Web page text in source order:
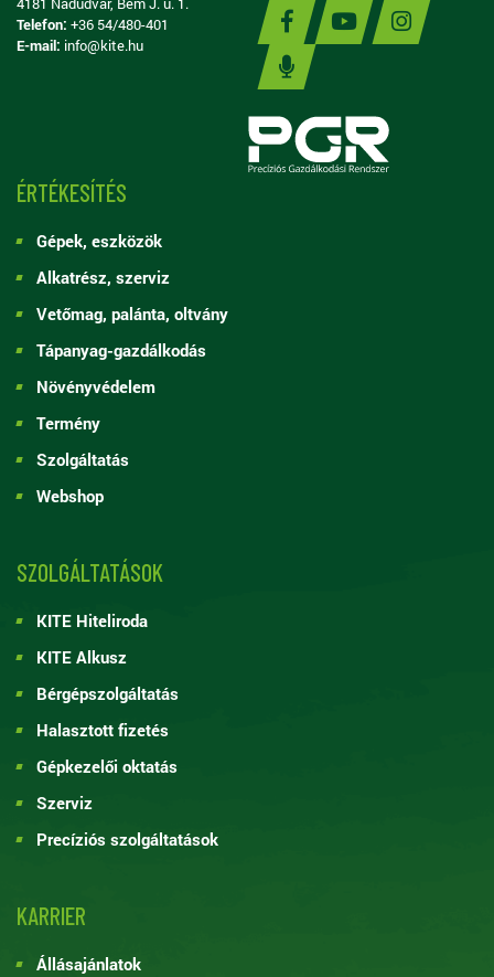
Telefon: +36 54/480-401
E-mail: info@kite.hu
ÉRTÉKESÍTÉS
Gépek, eszközök
Alkatrész, szerviz
Vetőmag, palánta, oltvány
Tápanyag-gazdálkodás
Növényvédelem
Termény
Szolgáltatás
Webshop
SZOLGÁLTATÁSOK
KITE Hiteliroda
KITE Alkusz
Bérgépszolgáltatás
Halasztott fizetés
Gépkezelői oktatás
Szerviz
Precíziós szolgáltatások
KARRIER
Állásajánlatok